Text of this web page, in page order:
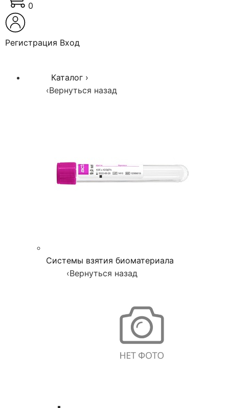
0
Регистрация Вход
Каталог ›
‹Вернуться назад
Системы взятия биоматериала
‹Вернуться назад